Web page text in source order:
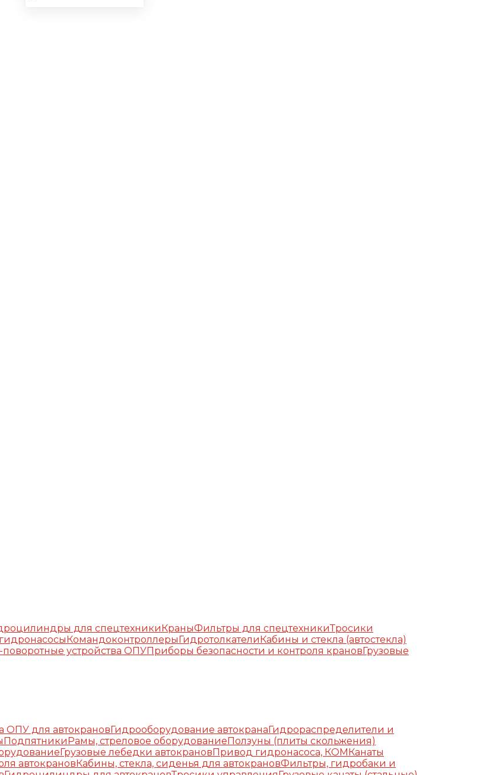
для спецтехникиКраныФильтры для спецтехникиТросики
КомандоконтроллерыГидротолкателиКабины и стекла (автостекла)
устройства ОПУПриборы безопасности и контроля крановГрузовые
ОПУ для автокрановГидрооборудование автокранаГидрораспределители и
ПодпятникиРамы, стреловое оборудованиеПолзуны (плиты скольжения)
Грузовые лебедки автокрановПривод гидронасоса, КОМКанаты
автокрановКабины, стекла, сиденья для автокрановФильтры, гидробаки и